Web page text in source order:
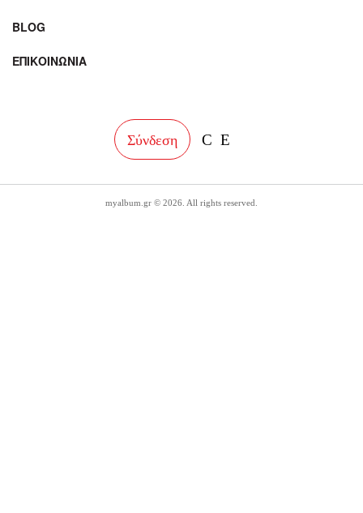
BLOG
ΕΠΙΚΟΙΝΩΝΙΑ
Σύνδεση facebook
myalbum.gr © 2026. All rights reserved.